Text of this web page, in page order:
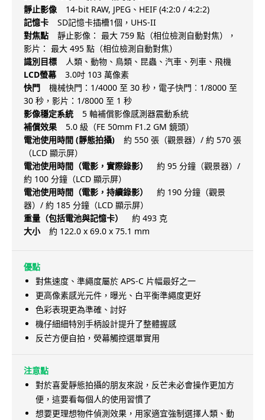
靜止影像
14-bit RAW, JPEG、HEIF (4:2:0 / 4:2:2)
記憶卡
SD記憶卡插槽1個，UHS-II
對焦點
靜止影像： 最大 759 點（相位檢測自動對焦），
影片： 最大 495 點（相位檢測自動對焦）
識別目標
人類、動物、鳥類、昆蟲、汽車、列車、飛機
LCD螢幕
3.0吋 103 萬像素
快門
機械快門：1/4000 至 30 秒，電子快門︰1/8000 至
30 秒，影片：1/8000 至 1 秒
影像穩定系統
5 軸補償影像感測器震動系統
補償效果
5.0 級（FE 50mm F1.2 GM 鏡頭）
電池使用時間 (靜態拍攝)
約 550 張（觀景器）/ 約 570 張
（LCD 顯示屏）
電池使用時間（電影，實際錄影）
約 95 分鐘（觀景器）/
約 100 分鐘（LCD 顯示屏）
電池使用時間（電影，持續錄影）
約 190 分鐘（觀景
器）/ 約 185 分鐘（LCD 顯示屏）
重量（包括電池與記憶卡）
約 493 克
大小
約 122.0 x 69.0 x 75.1 mm
優點
對焦速度、準繩度屬於 APS-C 片幅最好之一
更高像素感光元件，曝光、白平衡準繩度更好
色彩表現更為準確、討好
機仔細細特別手柄設計提升了整體握感
反芒方便自拍，熒幕觸控選單實用
注意點
對於喜愛靜態拍攝的朋友來說，反芒未必會操作更加方
便，這要看每個人的使用習慣了
想要更理想物件偵測效果，用家適宜強制選擇人類、動